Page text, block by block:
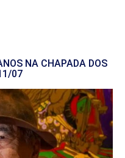
NA CHAPADA DOS
07